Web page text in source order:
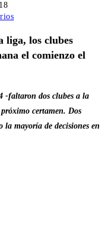
liga, los clubes
el comienzo el
-faltaron dos clubes a la
certamen. Dos
la mayoría de decisiones en